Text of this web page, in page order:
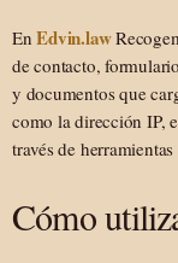
EnEdvin.law
de contacto,
y documentos que
como la dirección IP,
través de
Cómo